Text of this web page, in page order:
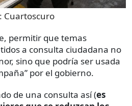
Cuartoscuro
permitir que temas
a consulta ciudadana no
sino que podría ser usada
por el gobierno.
de una consulta así (es